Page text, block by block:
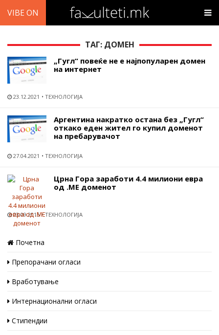
VIBE ON
ТАГ: ДОМЕН
„Гугл“ повеќе не е најпопуларен домен
на интернет
23.12.2021 ТЕХНОЛОГИЈА
Аргентина накратко остана без „Гугл“
откако еден жител го купил доменот
на пребарувачот
27.04.2021 ТЕХНОЛОГИЈА
Црна Гора заработи 4.4 милиони евра
од .МЕ доменот
23.09.2015 ТЕХНОЛОГИЈА
Почетна
Препорачани огласи
Вработување
Интернационални огласи
Стипендии